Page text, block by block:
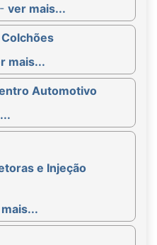
ver mais...
mais...
Automotivo
e Injeção